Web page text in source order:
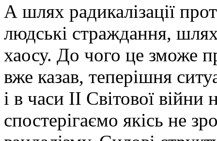
А шлях радикалізації
людські страждання,
хаосу. До чого це зможе
вже казав, теперішня
і в часи ІІ Світової
спостерігаємо якісь не